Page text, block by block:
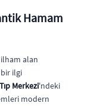
Hamam
alan
bir ilgi
Merkezi'ndeki
modern